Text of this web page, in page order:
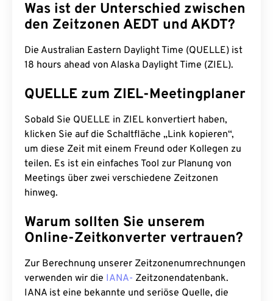
Was ist der Unterschied zwischen
den Zeitzonen AEDT und AKDT?
Die Australian Eastern Daylight Time (QUELLE) ist
18 hours ahead von Alaska Daylight Time (ZIEL).
QUELLE zum ZIEL-Meetingplaner
Sobald Sie QUELLE in ZIEL konvertiert haben,
klicken Sie auf die Schaltfläche „Link kopieren“,
um diese Zeit mit einem Freund oder Kollegen zu
teilen. Es ist ein einfaches Tool zur Planung von
Meetings über zwei verschiedene Zeitzonen
hinweg.
Warum sollten Sie unserem
Online-Zeitkonverter vertrauen?
Zur Berechnung unserer Zeitzonenumrechnungen
verwenden wir die IANA- Zeitzonendatenbank.
IANA ist eine bekannte und seriöse Quelle, die